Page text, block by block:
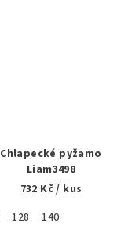
Chlapecké pyžamo
Liam3498
732 Kč/ kus
128
140